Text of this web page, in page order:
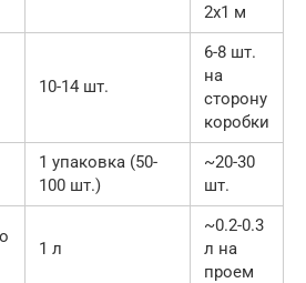
2х1 м
10-14 шт.
6-8 шт.
на
сторону
коробки
1 упаковка (50-
100 шт.)
~20-30
шт.
1 л
~0.2-0.3
л на
проем